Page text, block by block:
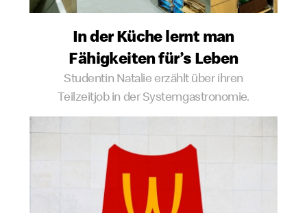
In der Küche lernt man
Fähigkeiten für’s Leben
Studentin Natalie erzählt über ihren
Teilzeitjob in der Systemgastronomie.